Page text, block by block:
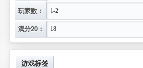
玩家数： 1-2
满分20： 18
游戏标签